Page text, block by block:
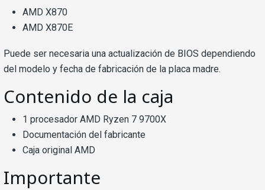
AMD X870
AMD X870E
Puede ser necesaria una actualización de BIOS dependiendo
del modelo y fecha de fabricación de la placa madre.
Contenido de la caja
1 procesador AMD Ryzen 7 9700X
Documentación del fabricante
Caja original AMD
Importante